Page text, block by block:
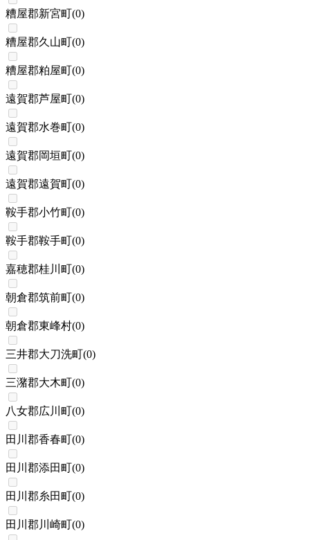
糟屋郡新宮町(0)
糟屋郡久山町(0)
糟屋郡粕屋町(0)
遠賀郡芦屋町(0)
遠賀郡水巻町(0)
遠賀郡岡垣町(0)
遠賀郡遠賀町(0)
鞍手郡小竹町(0)
鞍手郡鞍手町(0)
嘉穂郡桂川町(0)
朝倉郡筑前町(0)
朝倉郡東峰村(0)
三井郡大刀洗町(0)
三潴郡大木町(0)
八女郡広川町(0)
田川郡香春町(0)
田川郡添田町(0)
田川郡糸田町(0)
田川郡川崎町(0)